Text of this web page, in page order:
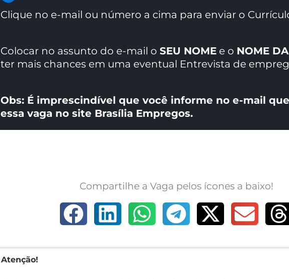
Clique no e-mail ou número a cima para enviar o
Colocar no assunto do e-mail oSEU NOME e o NOME
ter mais chances em uma eventual Entrevista de
Obs: É imprescindível que você informe no e-mail
essa vaga no site Brasília Empregos.
Compartilhe a Vaga pelos ícones a baixo!
Atenção!